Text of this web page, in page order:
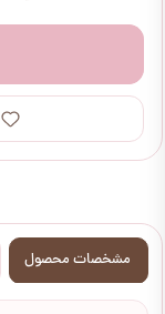
مشخصات محصول